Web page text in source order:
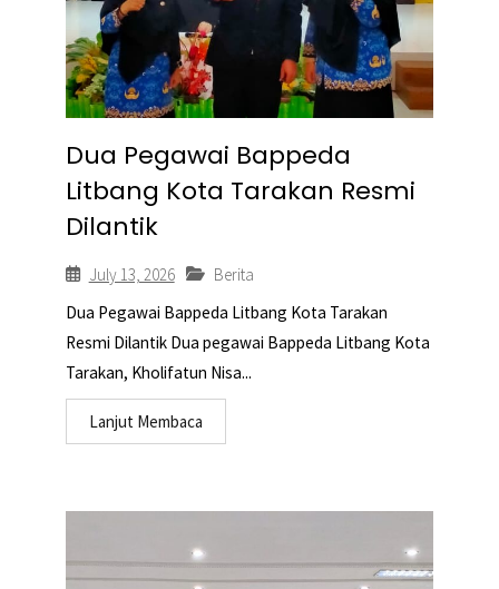
Dua Pegawai Bappeda
Litbang Kota Tarakan Resmi
Dilantik
July 13, 2026
Berita
Dua Pegawai Bappeda Litbang Kota Tarakan
Resmi Dilantik Dua pegawai Bappeda Litbang Kota
Tarakan, Kholifatun Nisa...
Lanjut Membaca